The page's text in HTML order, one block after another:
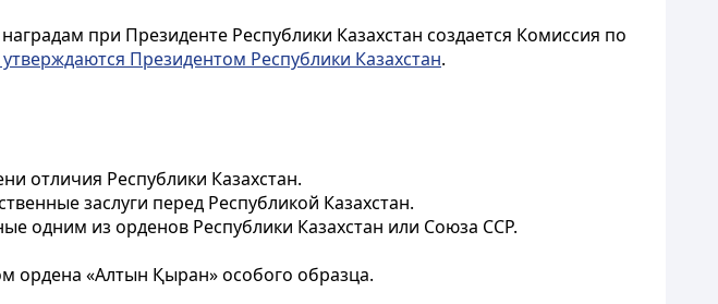
при Президенте Республики Казахстан создается Комиссия по
Президентом Республики Казахстан.
отличия Республики Казахстан.
заслуги перед Республикой Казахстан.
одним из орденов Республики Казахстан или Союза ССР.
ордена «Алтын Қыран» особого образца.